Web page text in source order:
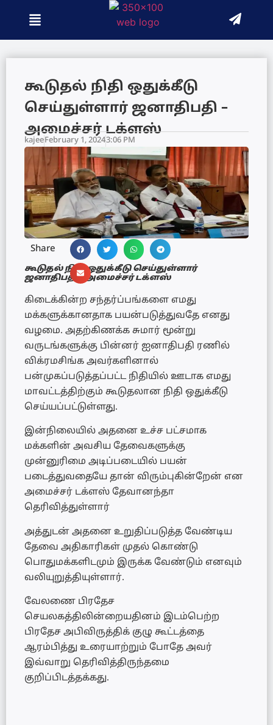
கூடுதல் நிதி ஒதுக்கீடு
செய்துள்ளார் ஜனாதிபதி –
அமைச்சர் டக்ளஸ்
kajeeFebruary 1, 20243:06 PM
Share
கூடுதல் நிதி ஒதுக்கீடு செய்துள்ளார்
ஜனாதிபதி – அமைச்சர் டக்ளஸ்
கிடைக்கின்ற சந்தர்ப்பங்களை எமது
மக்களுக்கானதாக பயன்படுத்துவதே எனது
வழமை. அதற்கிணக்க சுமார் மூன்று
வருடங்களுக்கு பின்னர் ஐனாதிபதி ரணில்
விக்ரமசிங்க அவர்களினால்
பன்முகப்படுத்தப்பட்ட நிதியில் ஊடாக எமது
மாவட்டத்திற்கும் கூடுதலான நிதி ஒதுக்கீடு
செய்யப்பட்டுள்ளது.
இன்நிலையில் அதனை உச்ச பட்சமாக
மக்களின் அவசிய தேவைகளுக்கு
முன்னுரிமை அடிப்படையில் பயன்
படைத்துவதையே தான் விரும்புகின்றேன் என
அமைச்சர் டக்ளஸ் தேவானந்தா
தெரிவித்துள்ளார்
அத்துடன் அதனை உறுதிப்படுத்த வேண்டிய
தேவை அதிகாரிகள் முதல் கொண்டு
பொதுமக்களிடமும் இருக்க வேண்டும் எனவும்
வலியுறுத்தியுள்ளார்.
வேலணை பிரதேச
செயலகத்திலின்றையதினம் இடம்பெற்ற
பிரதேச அபிவிருத்திக் குழு கூட்டத்தை
ஆரம்பித்து உரையாற்றும் போதே அவர்
இவ்வாறு தெரிவித்திருந்தமை
குறிப்பிடத்தக்கது.